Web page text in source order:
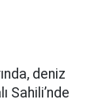
deniz
Sahili’nde